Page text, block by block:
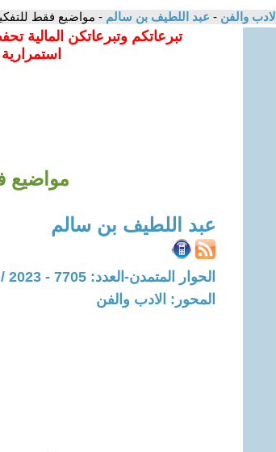
الادب والفن - عبد اللطيف بن سالم - مواضيع فقط
تبرعاتكم وتبرعاتكن المالية
مواضيع
عبد اللطيف بن سالم
الحوار المتمدن-العدد: 7705 - 2023 / 8 / 16 - 08:19
المحور: الادب والفن